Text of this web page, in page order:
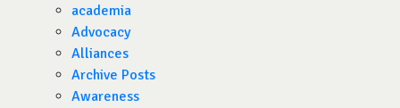
academia
Advocacy
Alliances
Archive Posts
Awareness